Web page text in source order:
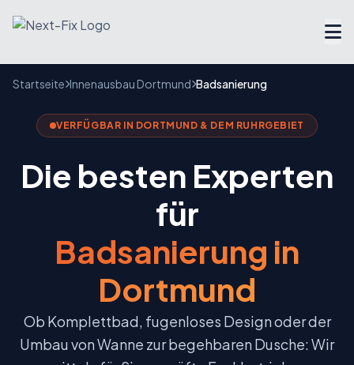
Dienstleister finden
Handwerker Verzeichnis
Ratgeber
Über uns
Partner werden
Startseite Innenausbau Dortmund Badsanierung
VERFÜGBAR IN DORTMUND & DEM RUHRGEBIET
Die besten Experten
für
Badsanierung in
Dortmund
Ob Komplettbad, fugenloses Design oder der
Umbau von Wanne zur begehbaren Dusche: Wir